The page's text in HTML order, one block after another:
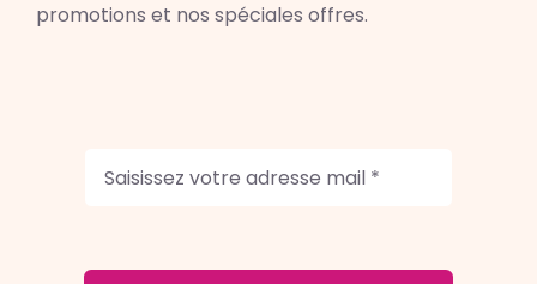
promotions et nos spéciales offres.